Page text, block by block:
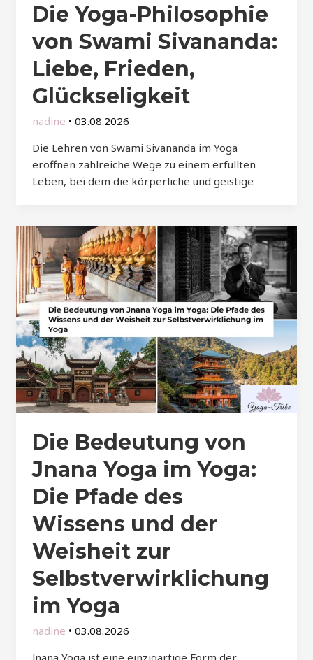
Die Yoga-Philosophie
von Swami Sivananda:
Liebe, Frieden,
Glückseligkeit
nadine • 03.08.2026
Die Lehren von Swami Sivananda im Yoga
eröffnen zahlreiche Wege zu einem erfüllten
Leben, bei dem die körperliche und geistige
Die Bedeutung von
Jnana Yoga im Yoga:
Die Pfade des
Wissens und der
Weisheit zur
Selbstverwirklichung
im Yoga
nadine • 03.08.2026